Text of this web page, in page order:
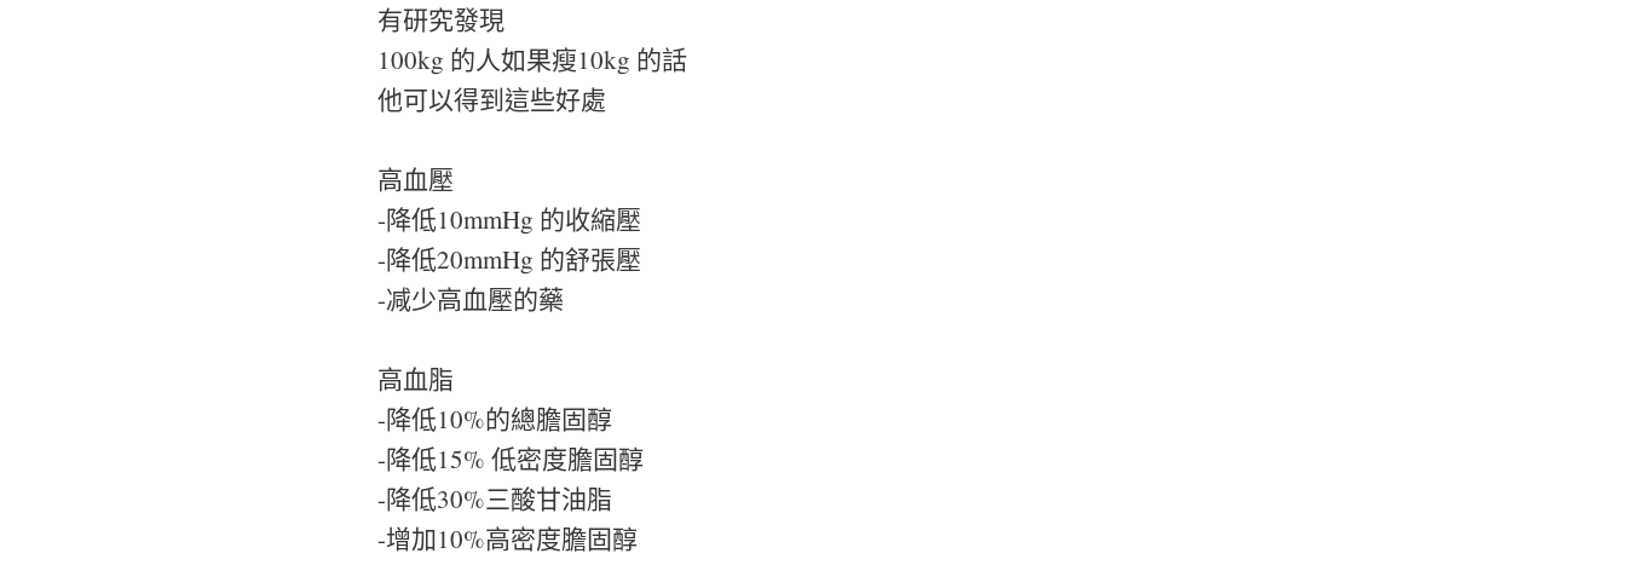
有研究發現
100kg 的人如果瘦10kg 的話
他可以得到這些好處
高血壓
-降低10mmHg 的收縮壓
-降低20mmHg 的舒張壓
-减少高血壓的藥
高血脂
-降低10%的總膽固醇
-降低15% 低密度膽固醇
-降低30%三酸甘油脂
-增加10%高密度膽固醇